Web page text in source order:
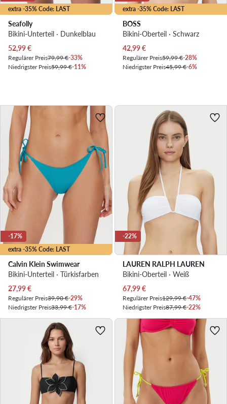
extra -35% Code: LAST
Seafolly
Bikini-Unterteil · Dunkelblau
Aktueller Preis
52,99€
Regulärer Preis79,99 €-33%
Niedrigster Preis59,99 €-11%
extra -35% Code: LAST
BOSS
Bikini-Oberteil · Schwarz
Aktueller Preis
42,99€
Regulärer Preis59,99 €-28%
Niedrigster Preis45,99 €-6%
extra -35% Code: LAST
-17%
Calvin Klein Swimwear
Bikini-Unterteil · Türkisfarben
Aktueller Preis
27,99€
Regulärer Preis39,90 €-29%
Niedrigster Preis33,99 €-17%
-22%
LAUREN RALPH LAUREN
Bikini-Oberteil · Weiß
Aktueller Preis
67,99€
Regulärer Preis129,99 €-47%
Niedrigster Preis87,99 €-22%